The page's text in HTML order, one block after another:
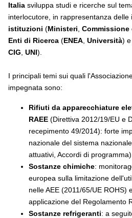
Italia sviluppa studi e ricerche sul
interlocutore, in rappresentanza
istituzioni (Ministeri Commissione
Enti di Ricerca (ENEA Università)
CIG UNI).
I principali temi sui quali
impegnata sono:
Rifiuti da apparecchiature
RAEE (Direttiva 2012/19/EU e
recepimento 49/2014): forte
nazionale del sistema
attuativi, Accordi di programma).
Sostanze chimiche:
europea sulla limitazione
nelle AEE (2011/65/UE ROHS)
applicazione del Regolamento
Sostanze refrigeranti: a